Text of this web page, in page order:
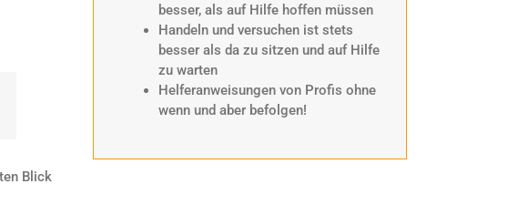
Blick
besser, als auf Hilfe hoffen müssen
Handeln und versuchen ist stets
besser als da zu sitzen und auf Hilfe
zu warten
Helferanweisungen von Profis ohne
wenn und aber befolgen!